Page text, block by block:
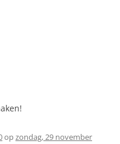
opzondag, 29 november